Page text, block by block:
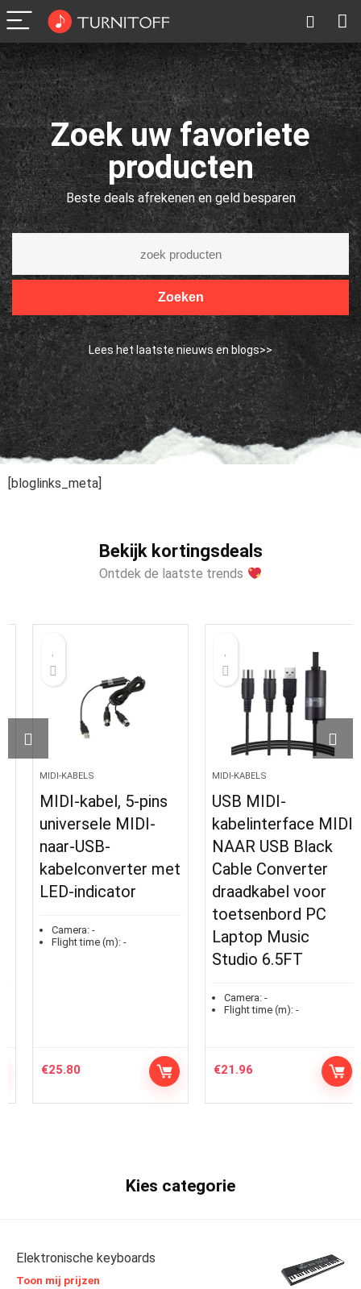
Zoek uw favoriete
producten
Beste deals afrekenen en geld besparen
Zoeken
Lees het laatste nieuws en blogs>>
[bloglinks_meta]
Bekijk kortingsdeals
Ontdek de laatste trends
MIDI-KABELS
MIDI-kabel, 5-pins
universele MIDI-
naar-USB-
kabelconverter met
LED-indicator
Camera:-
Flight time (m):-
25.80
MIDI-KABELS
USB MIDI-
kabelinterface MIDI
NAAR USB Black
Cable Converter
draadkabel voor
toetsenbord PC
Laptop Music
Studio 6.5FT
Camera:-
Flight time (m):-
21.96
Kies categorie
Elektronische keyboards
Toon mij prijzen